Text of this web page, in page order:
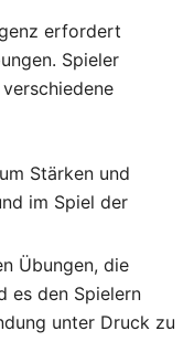
erfordert
Spieler
Stärken und
im Spiel der
Übungen, die
es den Spielern
unter Druck zu